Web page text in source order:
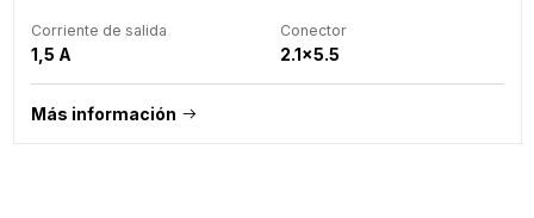
Corriente de salida
1,5 A
Conector
2.1x5.5
Más información